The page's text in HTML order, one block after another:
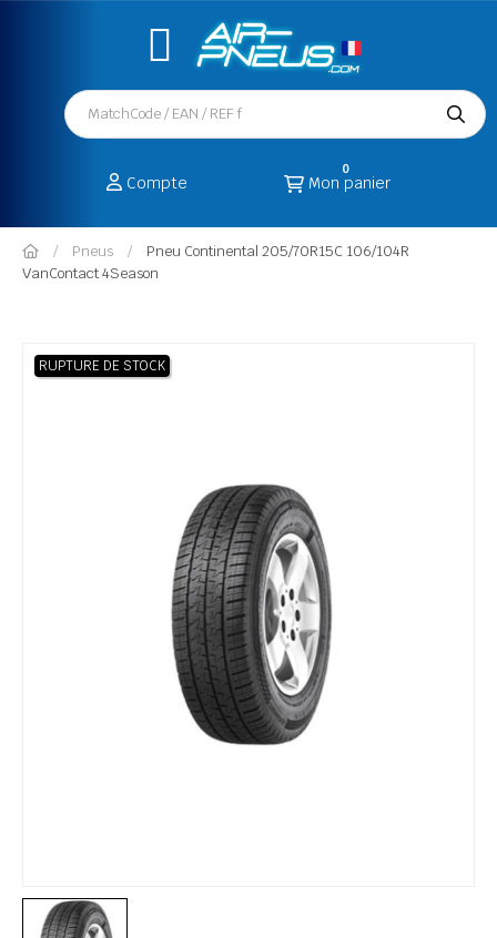
Compte Mon panier
0
Pneus
Pneu Continental 205/70R15C 106/104R
VanContact 4Season
RUPTURE DE STOCK